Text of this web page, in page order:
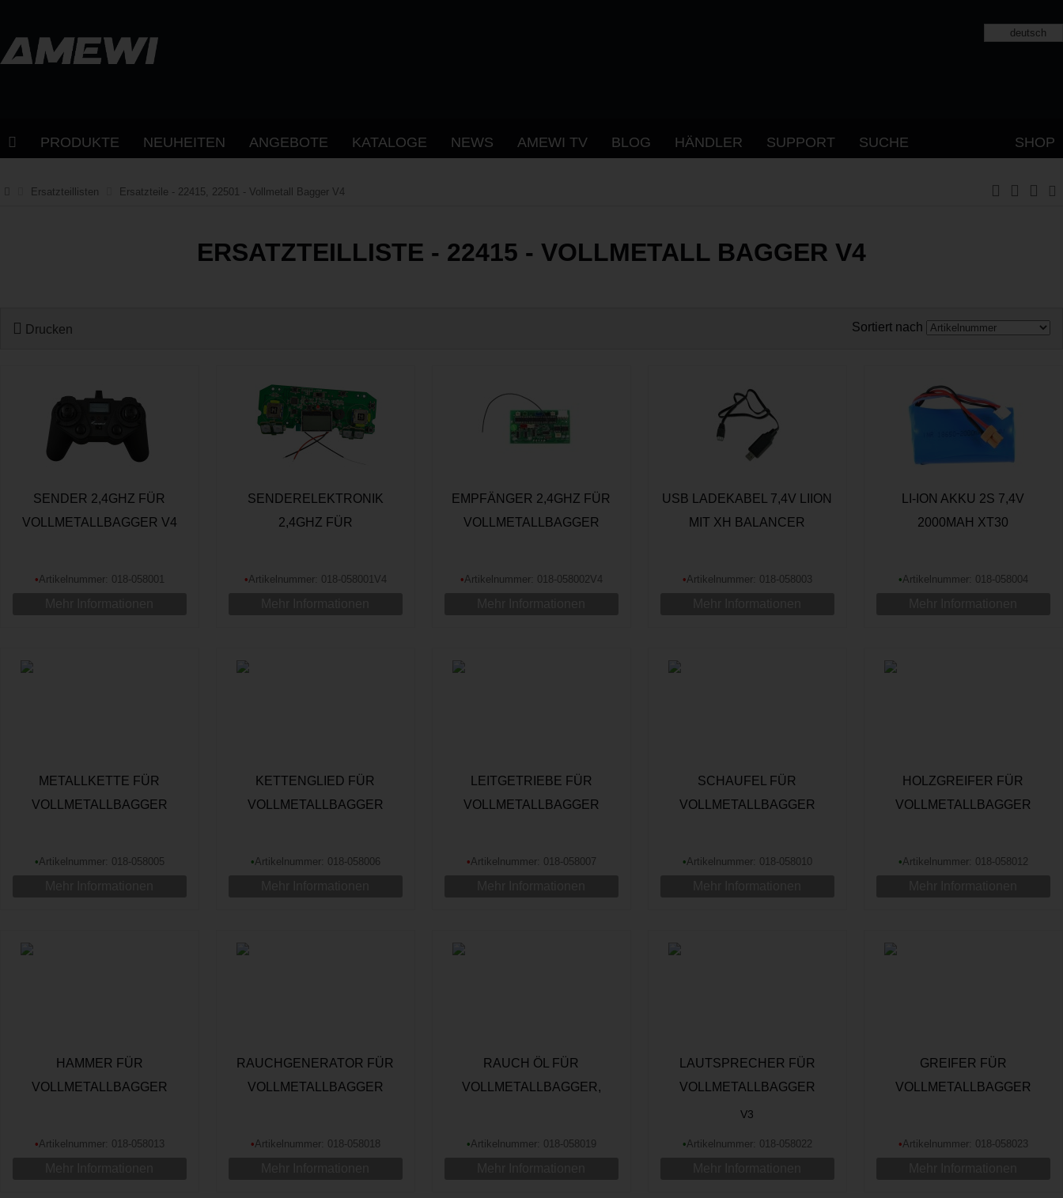
deutsch
PRODUKTE NEUHEITEN ANGEBOTE KATALOGE NEWS AMEWI TV BLOG HÄNDLER SUPPORT SUCHE SHOP
Ersatzteillisten Ersatzteile - 22415, 22501 - Vollmetall Bagger V4
ERSATZTEILLISTE - 22415 - VOLLMETALL BAGGER V4
Drucken Sortiert nach
SENDER 2,4GHZ FÜR
VOLLMETALLBAGGER V4
•Artikelnummer: 018-058001
SENDERELEKTRONIK
2,4GHZ FÜR
•Artikelnummer: 018-058001V4
EMPFÄNGER 2,4GHZ FÜR
VOLLMETALLBAGGER
•Artikelnummer: 018-058002V4
USB LADEKABEL 7,4V LIION
MIT XH BALANCER
•Artikelnummer: 018-058003
LI-ION AKKU 2S 7,4V
2000MAH XT30
•Artikelnummer: 018-058004
METALLKETTE FÜR
VOLLMETALLBAGGER
•Artikelnummer: 018-058005
KETTENGLIED FÜR
VOLLMETALLBAGGER
•Artikelnummer: 018-058006
LEITGETRIEBE FÜR
VOLLMETALLBAGGER
•Artikelnummer: 018-058007
SCHAUFEL FÜR
VOLLMETALLBAGGER
•Artikelnummer: 018-058010
HOLZGREIFER FÜR
VOLLMETALLBAGGER
•Artikelnummer: 018-058012
HAMMER FÜR
VOLLMETALLBAGGER
•Artikelnummer: 018-058013
RAUCHGENERATOR FÜR
VOLLMETALLBAGGER
•Artikelnummer: 018-058018
RAUCH ÖL FÜR
VOLLMETALLBAGGER,
•Artikelnummer: 018-058019
LAUTSPRECHER FÜR
VOLLMETALLBAGGER
V3
•Artikelnummer: 018-058022
GREIFER FÜR
VOLLMETALLBAGGER
•Artikelnummer: 018-058023